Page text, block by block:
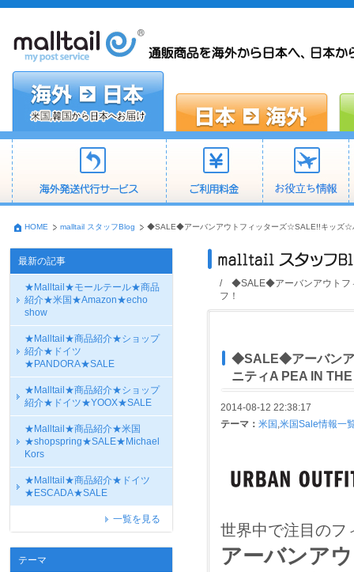
HOME malltail スタッフBlog ◆SALE◆アーバンアウトフィッターズ☆SALE!!キッズ☆
最新の記事
★Malltail★モールテール★商品
紹介★米国★Amazon★echo
show
★Malltail★商品紹介★ショップ
紹介★ドイツ
★PANDORA★SALE
★Malltail★商品紹介★ショップ
紹介★ドイツ★YOOX★SALE
★Malltail★商品紹介★米国
★shopspring★SALE★Michael
Kors
★Malltail★商品紹介★ドイツ
★ESCADA★SALE
一覧を見る
テーマ
/ ◆SALE◆アーバンアウトフ
フ！
◆SALE◆アーバンア
ニティA PEA IN
2014-08-12 22:38:17
テーマ： 米国 ,米国Sale情報一
世界中で注目のフ
アーバンア